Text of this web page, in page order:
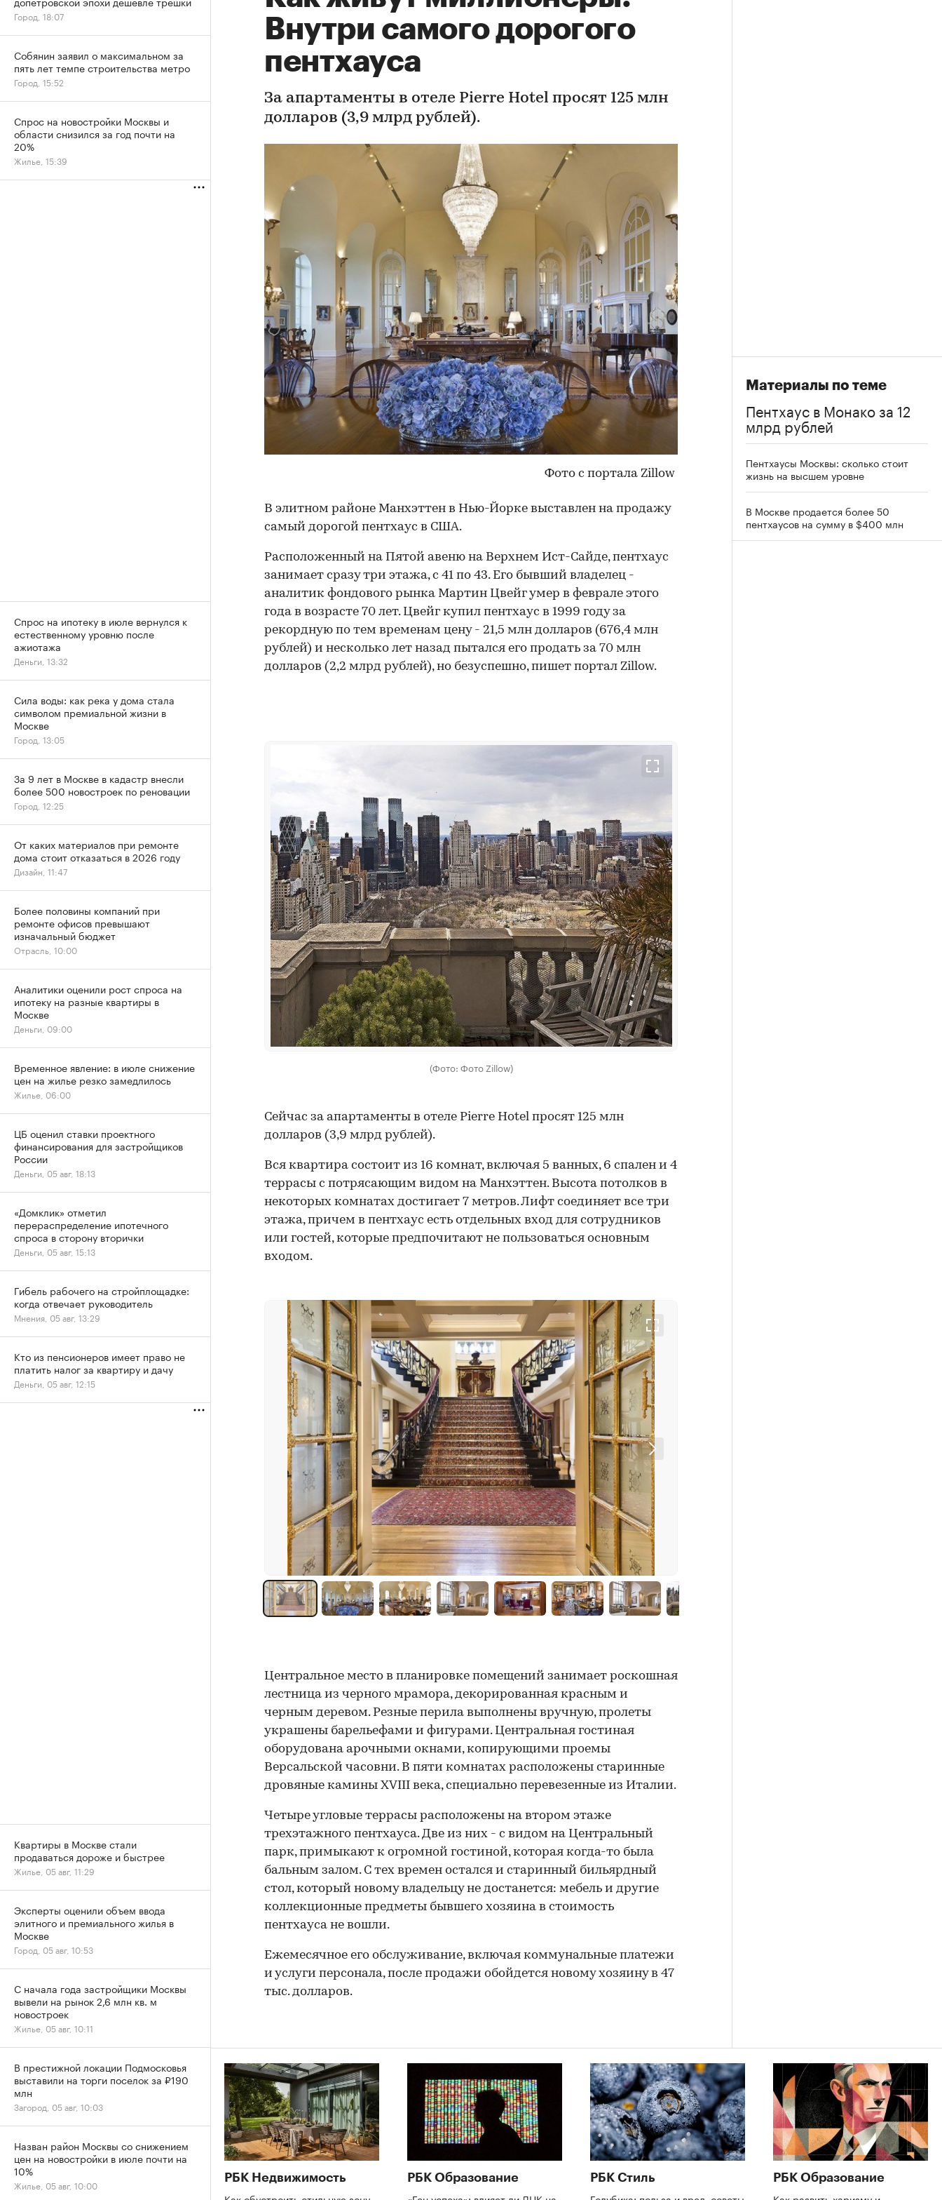
Внутри самого дорогого
пентхауса
За апартаменты в отеле Pierre Hotel просят 125 млн
долларов (3,9 млрд рублей).
Фото с портала Zillow
В элитном районе Манхэттен в Нью-Йорке выставлен на продажу
самый дорогой пентхаус в США.
Расположенный на Пятой авеню на Верхнем Ист-Сайде, пентхаус
занимает сразу три этажа, с 41 по 43. Его бывший владелец -
аналитик фондового рынка Мартин Цвейг умер в феврале этого
года в возрасте 70 лет. Цвейг купил пентхаус в 1999 году за
рекордную по тем временам цену - 21,5 млн долларов (676,4 млн
рублей) и несколько лет назад пытался его продать за 70 млн
долларов (2,2 млрд рублей), но безуспешно, пишет портал Zillow.
00:00 / 00:00
(Фото: Фото Zillow)
Сейчас за апартаменты в отеле Pierre Hotel просят 125 млн
долларов (3,9 млрд рублей).
Вся квартира состоит из 16 комнат, включая 5 ванных, 6 спален и 4
террасы с потрясающим видом на Манхэттен. Высота потолков в
некоторых комнатах достигает 7 метров. Лифт соединяет все три
этажа, причем в пентхаус есть отдельных вход для сотрудников
или гостей, которые предпочитают не пользоваться основным
входом.
Центральное место в планировке помещений занимает роскошная
лестница из черного мрамора, декорированная красным и
черным деревом. Резные перила выполнены вручную, пролеты
украшены барельефами и фигурами. Центральная гостиная
оборудована арочными окнами, копирующими проемы
Версальской часовни. В пяти комнатах расположены старинные
дровяные камины XVIII века, специально перевезенные из Италии.
Четыре угловые террасы расположены на втором этаже
трехэтажного пентхауса. Две из них - с видом на Центральный
парк, примыкают к огромной гостиной, которая когда-то была
бальным залом. С тех времен остался и старинный бильярдный
стол, который новому владельцу не достанется: мебель и другие
коллекционные предметы бывшего хозяина в стоимость
пентхауса не вошли.
Ежемесячное его обслуживание, включая коммунальные платежи
и услуги персонала, после продажи обойдется новому хозяину в 47
тыс. долларов.
Материалы по теме
Пентхаус в Монако за 12
млрд рублей
Пентхаусы Москвы: сколько стоит
жизнь на высшем уровне
В Москве продается более 50
пентхаусов на сумму в $400 млн
РБК Недвижимость РБК Образование РБК Стиль РБК Образование
Город, 18:07
Собянин заявил о максимальном за
пять лет темпе строительства метро
Город, 15:52
Спрос на новостройки Москвы и
области снизился за год почти на
20%
Жилье, 15:39
Спрос на ипотеку в июле вернулся к
естественному уровню после
ажиотажа
Деньги, 13:32
Сила воды: как река у дома стала
символом премиальной жизни в
Москве
Город, 13:05
За 9 лет в Москве в кадастр внесли
более 500 новостроек по реновации
Город, 12:25
От каких материалов при ремонте
дома стоит отказаться в 2026 году
Дизайн, 11:47
Более половины компаний при
ремонте офисов превышают
изначальный бюджет
Отрасль, 10:00
Аналитики оценили рост спроса на
ипотеку на разные квартиры в
Москве
Деньги, 09:00
Временное явление: в июле снижение
цен на жилье резко замедлилось
Жилье, 06:00
ЦБ оценил ставки проектного
финансирования для застройщиков
России
Деньги, 05 авг, 18:13
«Домклик» отметил
перераспределение ипотечного
спроса в сторону вторички
Деньги, 05 авг, 15:13
Гибель рабочего на стройплощадке:
когда отвечает руководитель
Мнения, 05 авг, 13:29
Кто из пенсионеров имеет право не
платить налог за квартиру и дачу
Деньги, 05 авг, 12:15
Квартиры в Москве стали
продаваться дороже и быстрее
Жилье, 05 авг, 11:29
Эксперты оценили объем ввода
элитного и премиального жилья в
Москве
Город, 05 авг, 10:53
С начала года застройщики Москвы
вывели на рынок 2,6 млн кв. м
новостроек
Жилье, 05 авг, 10:11
В престижной локации Подмосковья
выставили на торги поселок за ₽190
млн
Загород, 05 авг, 10:03
Назван район Москвы со снижением
цен на новостройки в июле почти на
10%
Жилье, 05 авг, 10:00